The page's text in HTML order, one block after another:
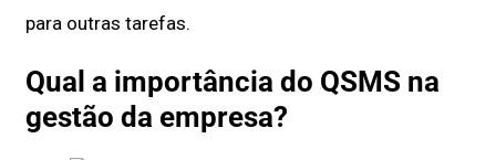
para outras tarefas.
Qual a importância do QSMS na
gestão da empresa?